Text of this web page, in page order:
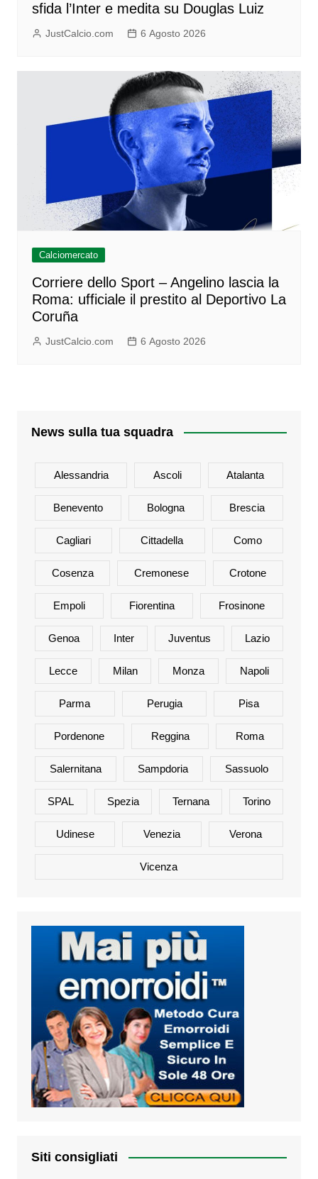
sfida l’Inter e medita su Douglas Luiz
JustCalcio.com 6 Agosto 2026
Calciomercato
Corriere dello Sport – Angelino lascia la
Roma: ufficiale il prestito al Deportivo La
Coruña
JustCalcio.com 6 Agosto 2026
News sulla tua squadra
Alessandria Ascoli Atalanta
Benevento Bologna Brescia
Cagliari Cittadella Como
Cosenza Cremonese Crotone
Empoli Fiorentina Frosinone
Genoa Inter Juventus Lazio
Lecce Milan Monza Napoli
Parma Perugia Pisa
Pordenone Reggina Roma
Salernitana Sampdoria Sassuolo
SPAL Spezia Ternana Torino
Udinese Venezia Verona
Vicenza
Siti consigliati